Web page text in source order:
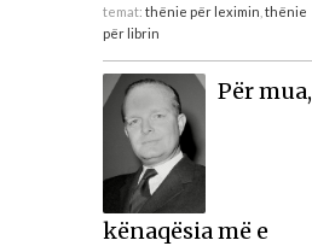
temat: thënie për leximin thënie
për librin
Për mua,
kënaqësia më e